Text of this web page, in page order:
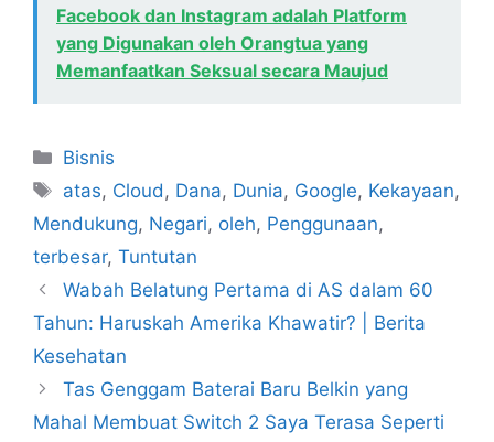
Facebook dan Instagram adalah Platform
yang Digunakan oleh Orangtua yang
Memanfaatkan Seksual secara Maujud
Kategori
Bisnis
Tag
atas, Cloud , Dana, Dunia, Google, Kekayaan,
Mendukung, Negari, oleh, Penggunaan,
terbesar, Tuntutan
Wabah Belatung Pertama di AS dalam 60
Tahun: Haruskah Amerika Khawatir? | Berita
Kesehatan
Tas Genggam Baterai Baru Belkin yang
Mahal Membuat Switch 2 Saya Terasa Seperti